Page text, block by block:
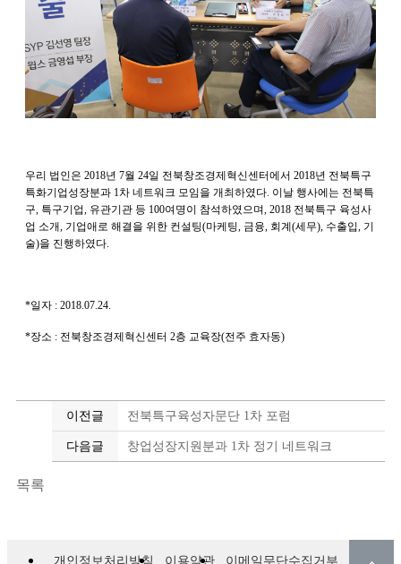
우리 법인은 2018년 7월 24일 전북창조경제혁신센터에서 2018년 전북특구
특화기업성장분과 1차 네트워크 모임을 개최하였다. 이날 행사에는 전북특
구, 특구기업, 유관기관 등 100여명이 참석하였으며, 2018 전북특구 육성사
업 소개, 기업애로 해결을 위한 컨설팅(마케팅, 금융, 회계 (세무), 수출입, 기
술)을 진행하였다.
*일자 : 2018.07.24.
*장소 : 전북창조경제혁신센터 2층 교육장(전주 효자동)
이전글 전북특구육성자문단 1차 포럼
다음글 창업성장지원분과 1차 정기 네트워크
목록
개인정보처리방침 이용약관 이메일무단수집거부